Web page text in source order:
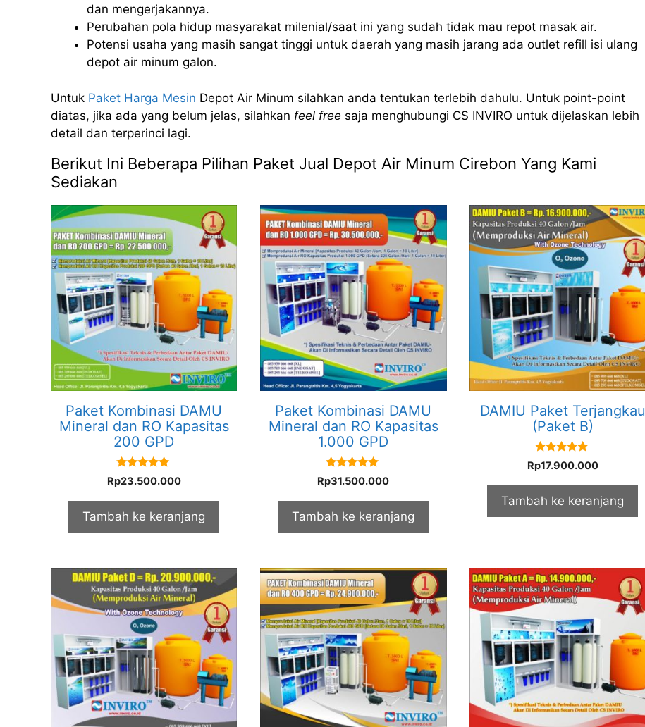
dan mengerjakannya.
Perubahan pola hidup masyarakat milenial/saat ini yang sudah tidak mau repot masak air.
Potensi usaha yang masih sangat tinggi untuk daerah yang masih jarang ada outlet refill isi ulang
depot air minum galon.
Untuk Paket Harga Mesin Depot Air Minum silahkan anda tentukan terlebih dahulu. Untuk point-point
diatas, jika ada yang belum jelas, silahkan feel free saja menghubungi CS INVIRO untuk dijelaskan lebih
detail dan terperinci lagi.
Berikut Ini Beberapa Pilihan Paket Jual Depot Air Minum Cirebon Yang Kami
Sediakan
Paket Kombinasi DAMU
Mineral dan RO Kapasitas
200 GPD
5.00
out of 5
Rp23.500.000
Tambah ke keranjang
Paket Kombinasi DAMU
Mineral dan RO Kapasitas
1.000 GPD
5.00
out of 5
Rp31.500.000
Tambah ke keranjang
DAMIU Paket Terjangkau
(Paket B)
5.00
out of 5
Rp17.900.000
Tambah ke keranjang